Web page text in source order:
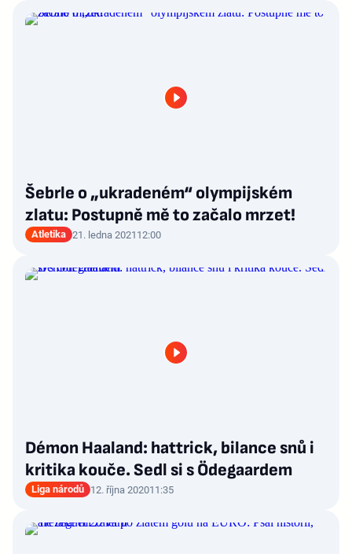
Šebrle o „ukradeném“ olympijském
zlatu: Postupně mě to začalo mrzet!
Atletika 21. ledna 2021 12:00
Démon Haaland: hattrick, bilance snů i
kritika kouče. Sedl si s Ödegaardem
Liga národů 12. října 202011:35